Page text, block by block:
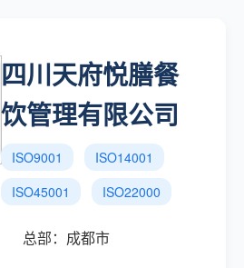
四川天府悦膳餐
饮管理有限公司
ISO9001
ISO14001
ISO45001
ISO22000
总部：成都市